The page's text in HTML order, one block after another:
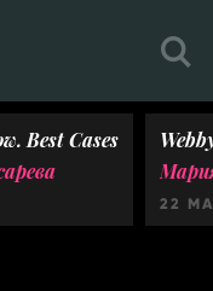
Best Cases
22